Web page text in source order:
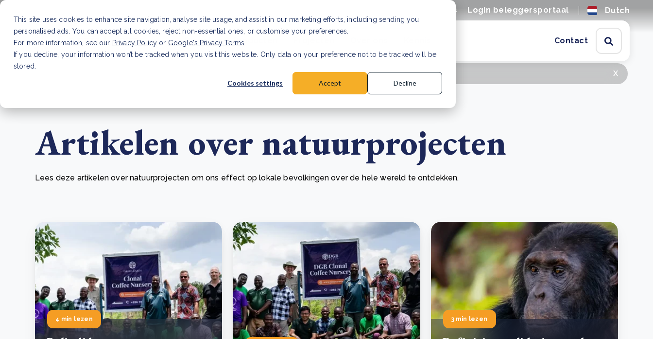
This site uses cookies to enhance site navigation, analyse site usage, and assist in our marketing efforts, including sending you
personalised ads. You can accept all cookies, reject non-essential ones, or customise your preferences.
For more information, see our Privacy Policy or Google's Privacy Terms
If you decline, your information won’t be tracked when you visit this website. Only data on your preference not to be tracked will be
stored.
Cookies settings Accept Decline
Vacatures Login beleggersportaal Dutch
Diensten & Producten Contact
Green Wheels: transformerende stap voor
plasticinzameling in Sri Lanka
Lees meer
Drie stappen die het herstel van Kenia’s bossen
versnellen
Lees meer
De basis leggen voor het Sauki Cookstove Nigeria
Lees meer
CSRD en uw positie als leverancier: wat verandert er
in 2026?
Lees meer
Wat is een ecologische voetafdruk en hoe verkleint u
Lees meer
CSRD voor het mkb: maak van dataverzoeken een
concurrentievoordeel
Lees meer
x
CSRD en uw positie als leverancier: wat verandert er in 2026?Lees artikel
Artikelen over natuurprojecten
Lees deze artikelen over natuurprojecten om ons effect op lokale bevolkingen over de hele wereld te ontdekken.
4 min lezen 3 min lezen